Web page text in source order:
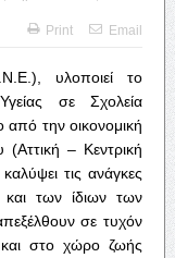
Print
Email
υλοποιεί το
σε Σχολεία
την οικονομική
(Αττική – Κεντρική
τις ανάγκες
των ίδιων των
σε τυχόν
στο χώρο ζωής